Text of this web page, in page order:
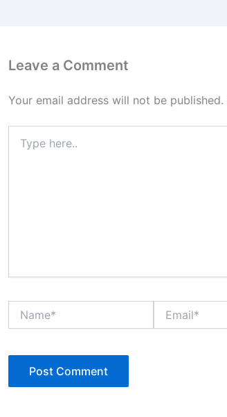
Leave a Comment
Your email address will not be published.
here..